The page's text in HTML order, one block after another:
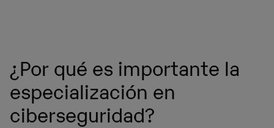
¿Por qué es importante la
especialización en
ciberseguridad?